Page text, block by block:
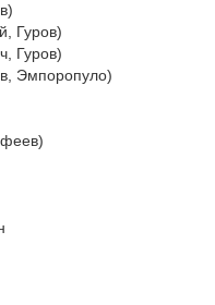
Гуров)
Гуров)
Эмпоропуло)